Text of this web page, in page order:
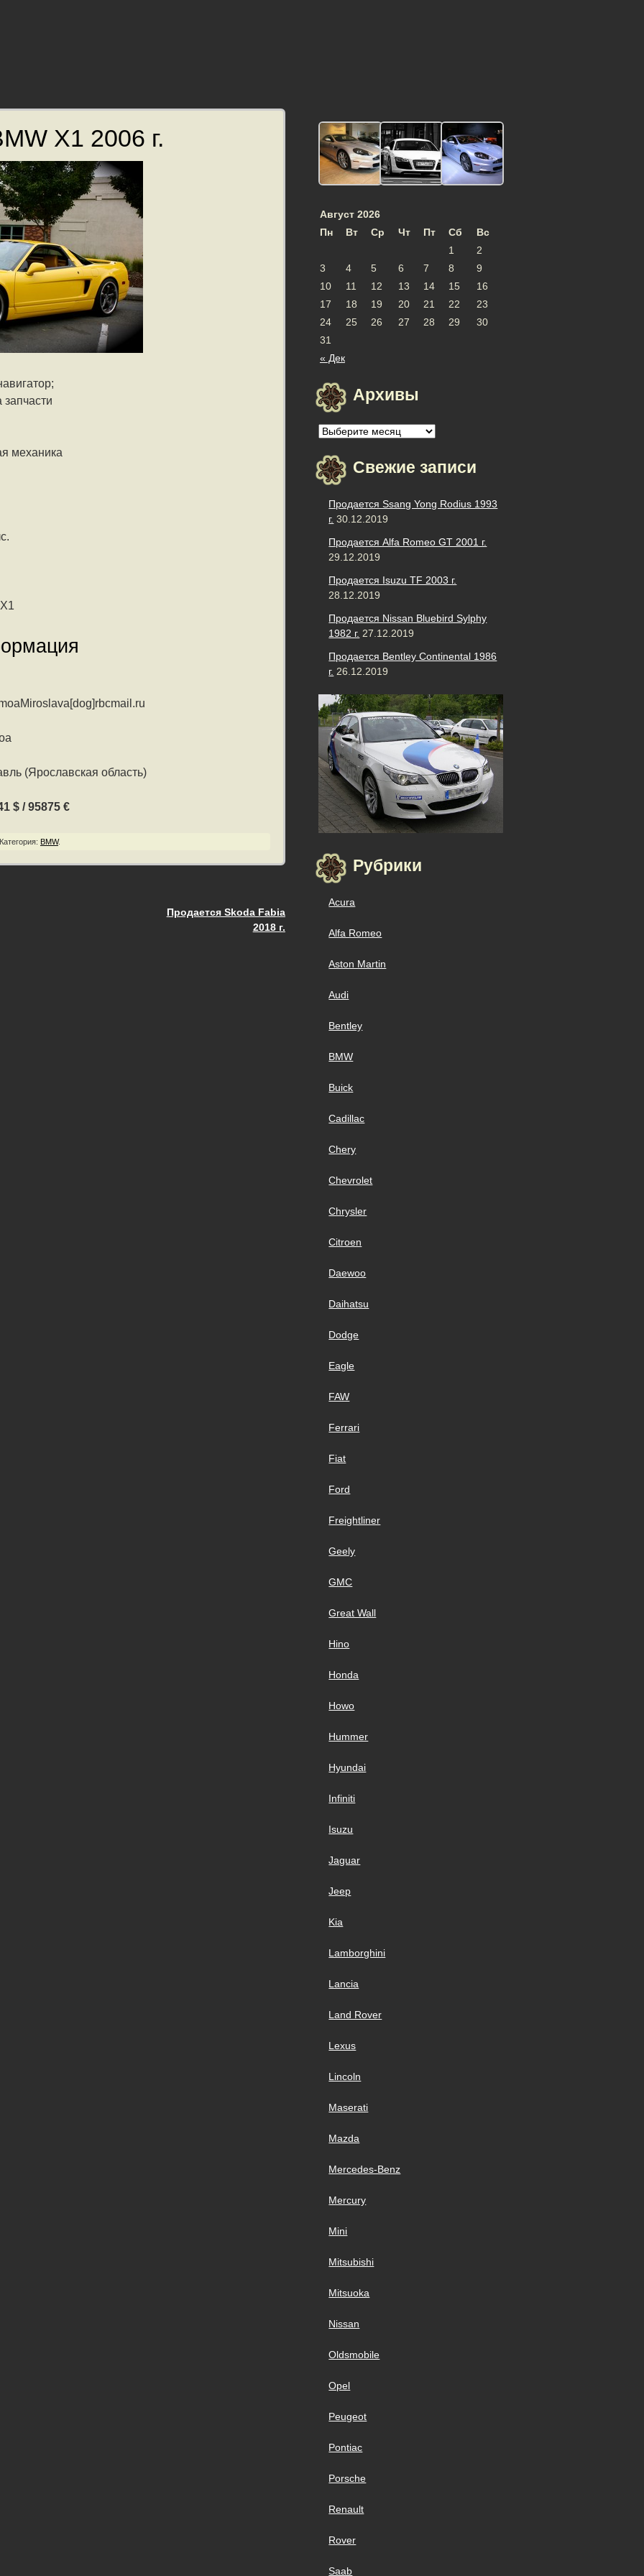
X1 2006 г.
механика
(Ярославская область)
$ / 95875 €
Категория: BMW.
Продается Skoda Fabia
2018 г.
Август 2026
Пн
Вт Ср Чт Пт Сб Вс
« Дек
1
2
3
4 5 6 7 8
9
10
11 12 13 14 15
16
17
18 19 20 21 22
23
24
25 26 27 28 29
30
31
Архивы
Архивы
Свежие записи
Продается Ssang Yong Rodius 1993
г. 30.12.2019
Продается Alfa Romeo GT 2001 г.
29.12.2019
Продается Isuzu TF 2003 г.
28.12.2019
Продается Nissan Bluebird Sylphy
1982 г. 27.12.2019
Продается Bentley Continental 1986
г. 26.12.2019
Рубрики
Acura
Alfa Romeo
Aston Martin
Audi
Bentley
BMW
Buick
Cadillac
Chery
Chevrolet
Chrysler
Citroen
Daewoo
Daihatsu
Dodge
Eagle
FAW
Ferrari
Fiat
Ford
Freightliner
Geely
GMC
Great Wall
Hino
Honda
Howo
Hummer
Hyundai
Infiniti
Isuzu
Jaguar
Jeep
Kia
Lamborghini
Lancia
Land Rover
Lexus
Lincoln
Maserati
Mazda
Mercedes-Benz
Mercury
Mini
Mitsubishi
Mitsuoka
Nissan
Oldsmobile
Opel
Peugeot
Pontiac
Porsche
Renault
Rover
Saab